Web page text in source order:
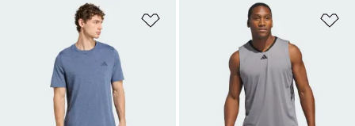
Adicionar à Lista de Desejos